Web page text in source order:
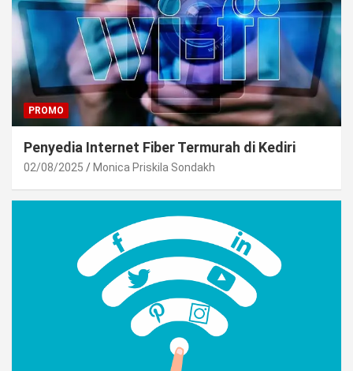
PROMO
Penyedia Internet Fiber Termurah di Kediri
02/08/2025 Monica Priskila Sondakh